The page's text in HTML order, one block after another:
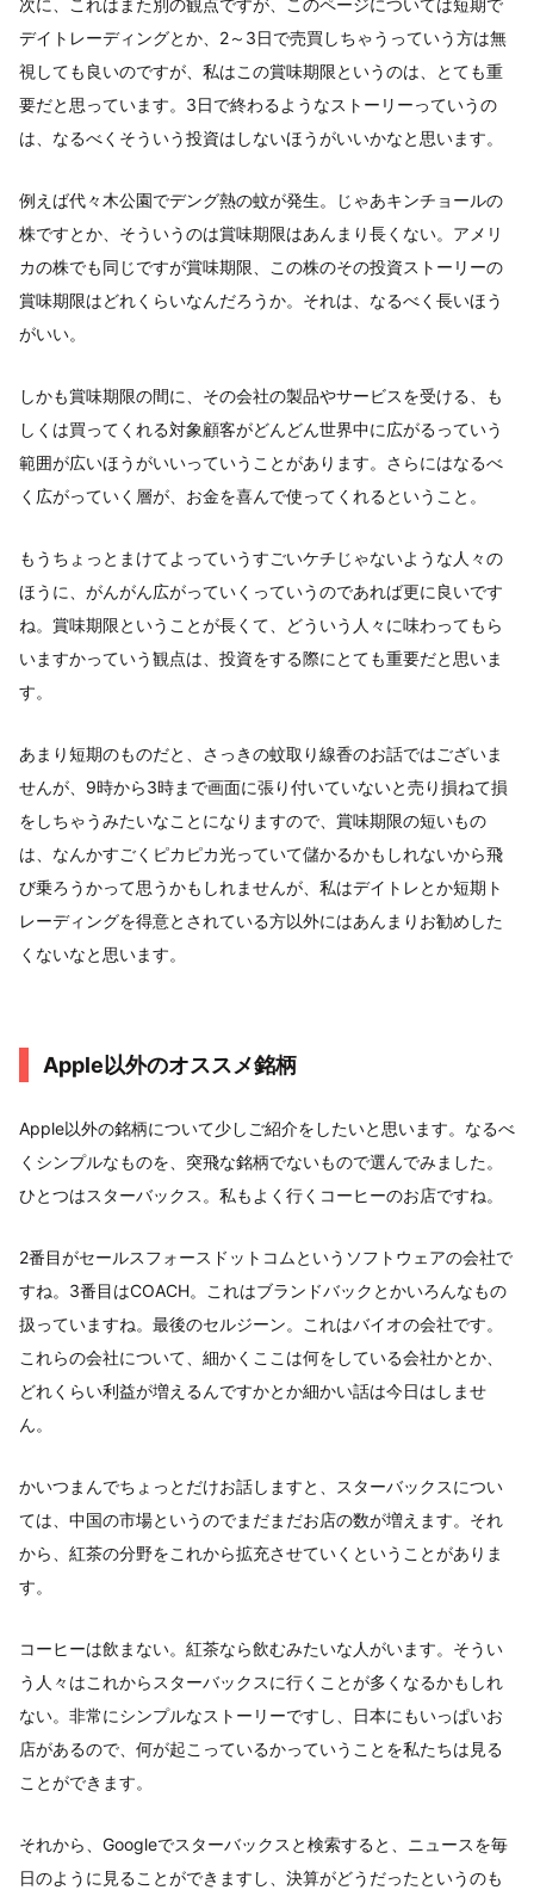
次に、これはまた別の観点ですが、このページについては短期で
デイトレーディングとか、2～3日で売買しちゃうっていう方は無
視しても良いのですが、私はこの賞味期限というのは、とても重
要だと思っています。3日で終わるようなストーリーっていうの
は、なるべくそういう投資はしないほうがいいかなと思います。
例えば代々木公園でデング熱の蚊が発生。じゃあキンチョールの
株ですとか、そういうのは賞味期限はあんまり長くない。アメリ
カの株でも同じですが賞味期限、この株のその投資ストーリーの
賞味期限はどれくらいなんだろうか。それは、なるべく長いほう
がいい。
しかも賞味期限の間に、その会社の製品やサービスを受ける、も
しくは買ってくれる対象顧客がどんどん世界中に広がるっていう
範囲が広いほうがいいっていうことがあります。さらにはなるべ
く広がっていく層が、お金を喜んで使ってくれるということ。
もうちょっとまけてよっていうすごいケチじゃないような人々の
ほうに、がんがん広がっていくっていうのであれば更に良いです
ね。賞味期限ということが長くて、どういう人々に味わってもら
いますかっていう観点は、投資をする際にとても重要だと思いま
す。
あまり短期のものだと、さっきの蚊取り線香のお話ではございま
せんが、9時から3時まで画面に張り付いていないと売り損ねて損
をしちゃうみたいなことになりますので、賞味期限の短いもの
は、なんかすごくピカピカ光っていて儲かるかもしれないから飛
び乗ろうかって思うかもしれませんが、私はデイトレとか短期ト
レーディングを得意とされている方以外にはあんまりお勧めした
くないなと思います。
Apple以外のオススメ銘柄
Apple以外の銘柄について少しご紹介をしたいと思います。なるべ
くシンプルなものを、突飛な銘柄でないもので選んでみました。
ひとつはスターバックス。私もよく行くコーヒーのお店ですね。
2番目がセールスフォースドットコムというソフトウェアの会社で
すね。3番目はCOACH。これはブランドバックとかいろんなもの
扱っていますね。最後のセルジーン。これはバイオの会社です。
これらの会社について、細かくここは何をしている会社かとか、
どれくらい利益が増えるんですかとか細かい話は今日はしませ
ん。
かいつまんでちょっとだけお話しますと、スターバックスについ
ては、中国の市場というのでまだまだお店の数が増えます。それ
から、紅茶の分野をこれから拡充させていくということがありま
す。
コーヒーは飲まない。紅茶なら飲むみたいな人がいます。そうい
う人々はこれからスターバックスに行くことが多くなるかもしれ
ない。非常にシンプルなストーリーですし、日本にもいっぱいお
店があるので、何が起こっているかっていうことを私たちは見る
ことができます。
それから、Googleでスターバックスと検索すると、ニュースを毎
日のように見ることができますし、決算がどうだったというのも